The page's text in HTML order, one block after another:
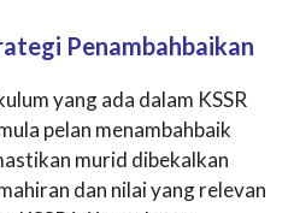
Penambahbaikan
yang ada dalam KSSR
pelan menambahbaik
murid dibekalkan
dan nilai yang relevan